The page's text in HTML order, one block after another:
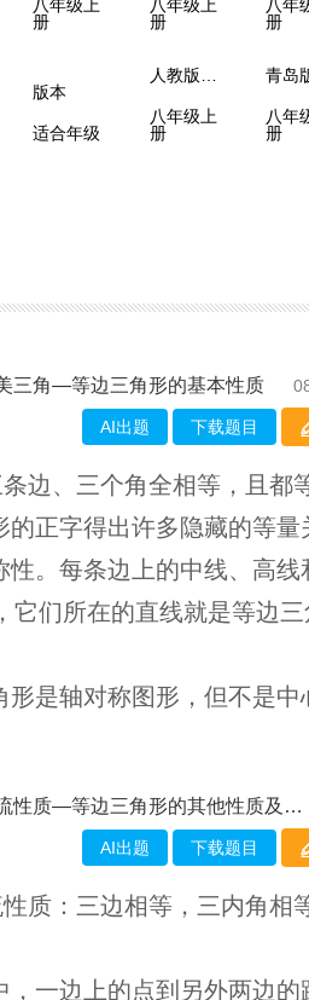
八年级上
册
八年级上
册
八年
册
版本
适合年级
八年级上
册
青岛
八年
册
三角—等边三角形的基本性质
AI出题 下载题目
边、三个角全相等，且都
的正字得出许多隐藏的等量
性。每条边上的中线、高线
它们所在的直线就是等边
形是轴对称图形，但不是中
质—等边三角形的其他性质及应用
AI出题 下载题目
质：三边相等，三内角相
，一边上的点到另外两边的